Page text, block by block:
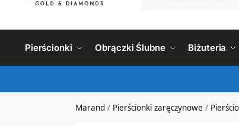
Pierścionki Obrączki Ślubne Biżuteria
Marand / Pierścionki zaręczynowe /